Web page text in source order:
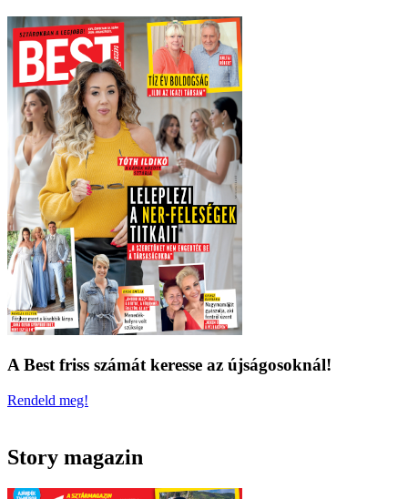
A Best friss számát keresse az újságosoknál!
Rendeld meg!
Story magazin